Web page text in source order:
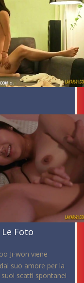
Foto
Ji-won viene
suo amore per la
scatti spontanei